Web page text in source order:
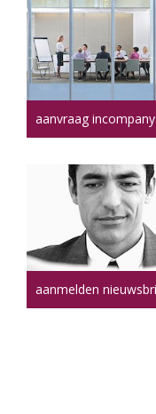
aanvraag
aanmelden